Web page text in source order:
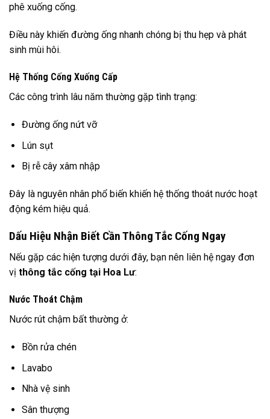
phê xuống cống.
Điều này khiến đường ống nhanh chóng bị thu hẹp và phát
sinh mùi hôi.
Hệ Thống Cống Xuống Cấp
Các công trình lâu năm thường gặp tình trạng:
Đường ống nứt vỡ
Lún sụt
Bị rễ cây xâm nhập
Đây là nguyên nhân phổ biến khiến hệ thống thoát nước hoạt
động kém hiệu quả.
Dấu Hiệu Nhận Biết Cần Thông Tắc Cống Ngay
Nếu gặp các hiện tượng dưới đây, bạn nên liên hệ ngay đơn
vị thông tắc cống tại Hoa Lư:
Nước Thoát Chậm
Nước rút chậm bất thường ở:
Bồn rửa chén
Lavabo
Nhà vệ sinh
Sân thượng